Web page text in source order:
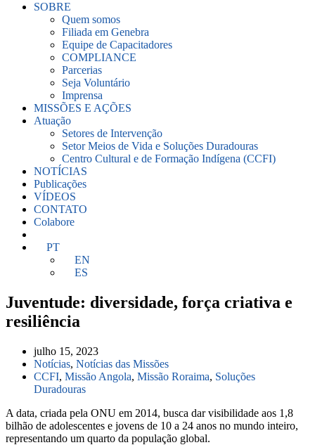
SOBRE
Quem somos
Filiada em Genebra
Equipe de Capacitadores
COMPLIANCE
Parcerias
Seja Voluntário
Imprensa
MISSÕES E AÇÕES
Atuação
Setores de Intervenção
Setor Meios de Vida e Soluções Duradouras
Centro Cultural e de Formação Indígena (CCFI)
NOTÍCIAS
Publicações
VÍDEOS
CONTATO
Colabore
PT
EN
ES
Juventude: diversidade, força criativa e
resiliência
julho 15, 2023
Notícias, Notícias das Missões
CCFI, Missão Angola, Missão Roraima, Soluções
Duradouras
A data, criada pela ONU em 2014, busca dar visibilidade aos 1,8
bilhão de adolescentes e jovens de 10 a 24 anos no mundo inteiro,
representando um quarto da população global.